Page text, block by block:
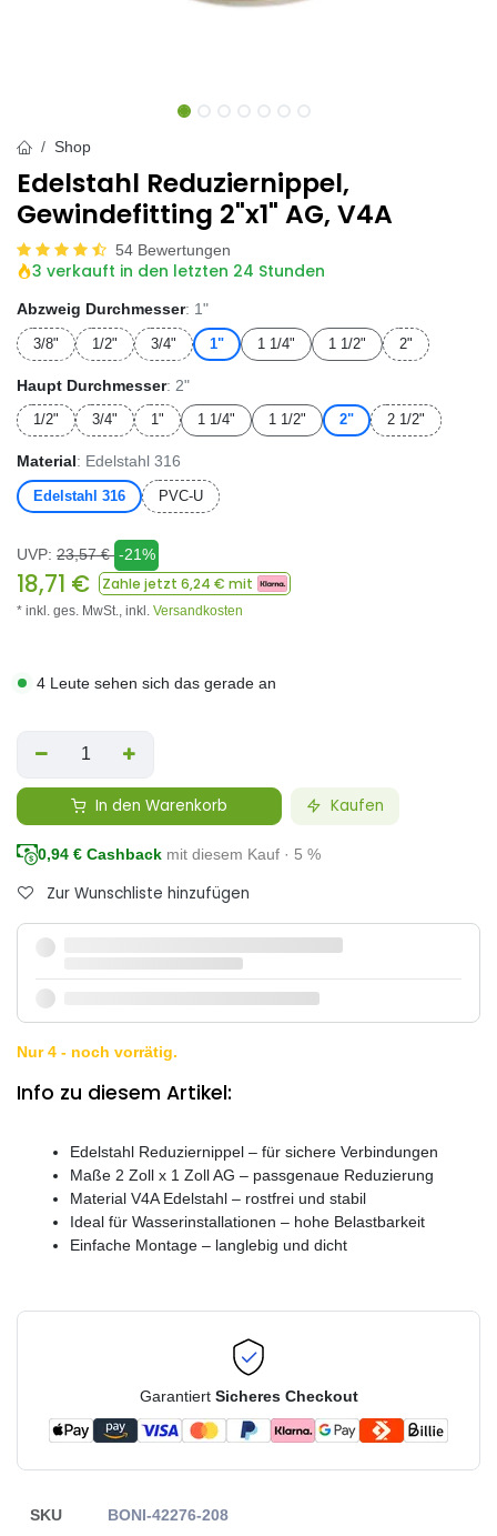
Shop
Edelstahl Reduziernippel,
Gewindefitting 2"x1" AG, V4A
54 Bewertungen
3 verkauft in den letzten 24 Stunden
Abzweig Durchmesser: 1"
3/8" 1/2" 3/4" 1" 1 1/4" 1 1/2" 2"
Haupt Durchmesser: 2"
1/2" 3/4" 1" 1 1/4" 1 1/2" 2" 2 1/2"
Material: Edelstahl 316
Edelstahl 316 PVC-U
UVP: 23,57€ -21%
18,71 € Zahle jetzt 6,24 € mit
* inkl. ges. MwSt., inkl. Versandkosten
4 Leute sehen sich das gerade an
In den Warenkorb Kaufen
0,94 € Cashback mit diesem Kauf · 5 %
Zur Wunschliste hinzufügen
Nur 4 - noch vorrätig.
Info zu diesem Artikel:
Edelstahl Reduziernippel – für sichere Verbindungen
Maße 2 Zoll x 1 Zoll AG – passgenaue Reduzierung
Material V4A Edelstahl – rostfrei und stabil
Ideal für Wasserinstallationen – hohe Belastbarkeit
Einfache Montage – langlebig und dicht
Garantiert Sicheres Checkout
SKU
BONI-42276-208